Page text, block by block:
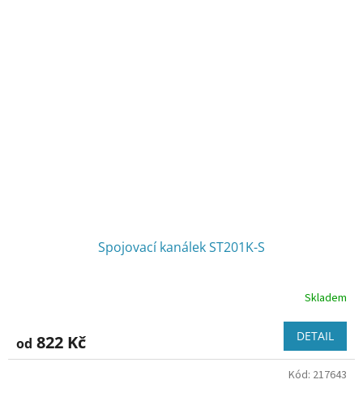
Spojovací kanálek ST201K-S
Skladem
od 822 Kč DETAIL
Kód: 217643